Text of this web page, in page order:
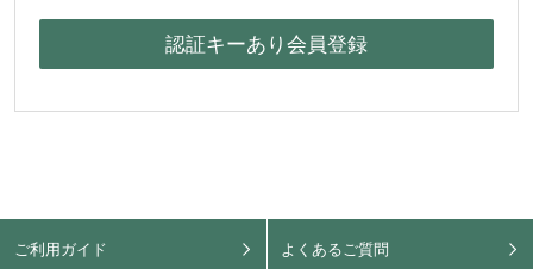
ご利用ガイド よくあるご質問